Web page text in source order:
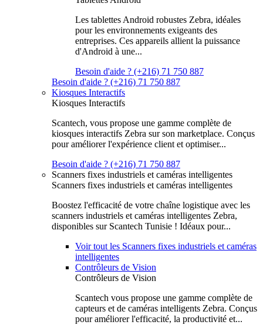
Les tablettes Android robustes Zebra, idéales
pour les environnements exigeants des
entreprises. Ces appareils allient la puissance
d'Android à une...
Besoin d'aide ? (+216) 71 750 887
Besoin d'aide ? (+216) 71 750 887
Kiosques Interactifs
Kiosques Interactifs
Scantech, vous propose une gamme complète de
kiosques interactifs Zebra sur son marketplace. Conçus
pour améliorer l'expérience client et optimiser...
Besoin d'aide ? (+216) 71 750 887
Scanners fixes industriels et caméras intelligentes
Scanners fixes industriels et caméras intelligentes
Boostez l'efficacité de votre chaîne logistique avec les
scanners industriels et caméras intelligentes Zebra,
disponibles sur Scantech Tunisie ! Idéaux pour...
Voir tout les Scanners fixes industriels et caméras
intelligentes
Contrôleurs de Vision
Contrôleurs de Vision
Scantech vous propose une gamme complète de
capteurs et de caméras intelligents Zebra. Conçus
pour améliorer l'efficacité, la productivité et...